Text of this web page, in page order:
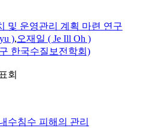
및 운영관리 계획 마련 연구
),오재일 ( Je Ill Oh )
한국수질보전학회)
회
수침수 피해의 관리